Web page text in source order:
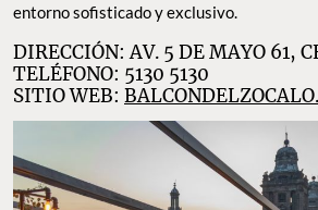
entorno sofisticado y exclusivo.
DIRECCIÓN: AV. 5 DE MAYO 61,
TELÉFONO: 5130 5130
SITIO WEB: